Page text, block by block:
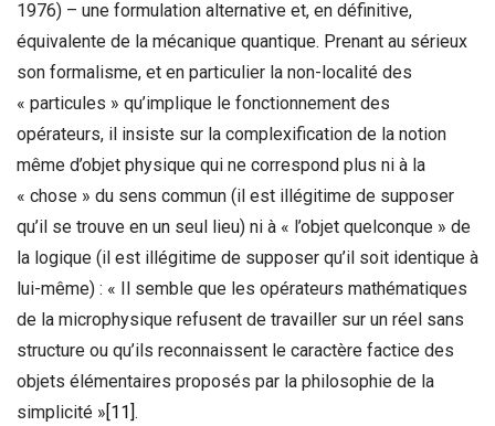
1976) – une formulation alternative et, en définitive,
équivalente de la mécanique quantique. Prenant au sérieux
son formalisme, et en particulier la non-localité des
« particules » qu’implique le fonctionnement des
opérateurs, il insiste sur la complexification de la notion
même d’objet physique qui ne correspond plus ni à la
« chose » du sens commun (il est illégitime de supposer
qu’il se trouve en un seul lieu) ni à « l’objet quelconque » de
la logique (il est illégitime de supposer qu’il soit identique à
lui-même) : « Il semble que les opérateurs mathématiques
de la microphysique refusent de travailler sur un réel sans
structure ou qu’ils reconnaissent le caractère factice des
objets élémentaires proposés par la philosophie de la
simplicité » [11] .